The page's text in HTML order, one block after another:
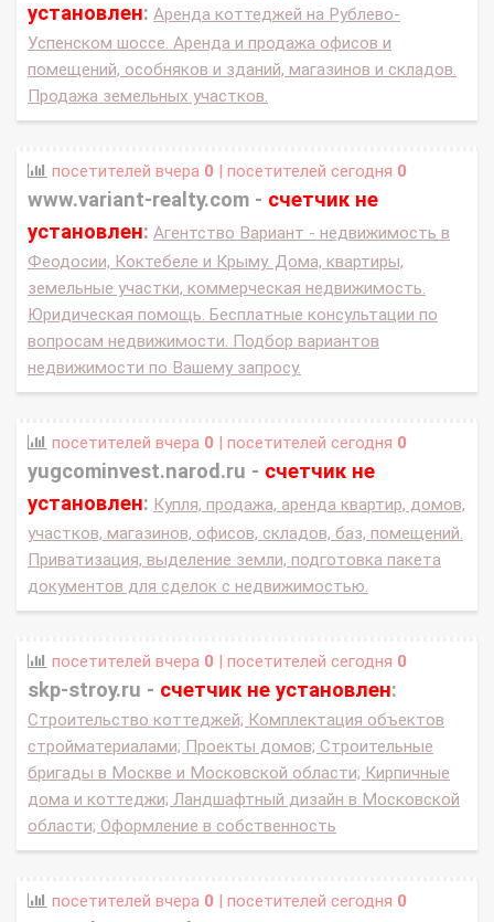
установлен: Аренда коттеджей на Рублево-
Успенском шоссе. Аренда и продажа офисов и
помещений, особняков и зданий, магазинов и складов.
Продажа земельных участков.
посетителей вчера 0 | посетителей сегодня 0
www.variant-realty.com - счетчик не
установлен: Агентство Вариант - недвижимость в
Феодосии, Коктебеле и Крыму. Дома, квартиры,
земельные участки, коммерческая недвижимость.
Юридическая помощь. Бесплатные консультации по
вопросам недвижимости. Подбор вариантов
недвижимости по Вашему запросу.
посетителей вчера 0 | посетителей сегодня 0
yugcominvest.narod.ru - счетчик не
установлен: Купля, продажа, аренда квартир, домов,
участков, магазинов, офисов, складов, баз, помещений.
Приватизация, выделение земли, подготовка пакета
документов для сделок с недвижимостью.
посетителей вчера 0 | посетителей сегодня 0
skp-stroy.ru - счетчик не установлен:
Строительство коттеджей; Комплектация объектов
стройматериалами; Проекты домов; Строительные
бригады в Москве и Московской области; Кирпичные
дома и коттеджи; Ландшафтный дизайн в Московской
области; Оформление в собственность
посетителей вчера 0 | посетителей сегодня 0